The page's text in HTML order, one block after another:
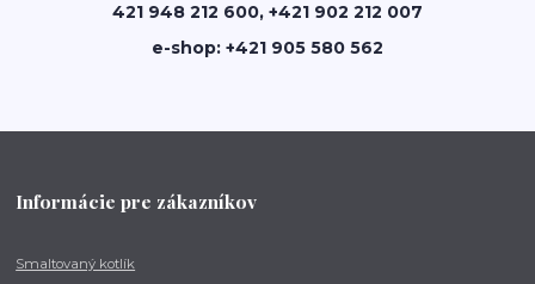
421 948 212 600, +421 902 212 007
e-shop: +421 905 580 562
Informácie pre zákazníkov
Smaltovaný kotlík